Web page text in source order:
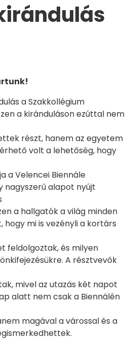
a Szakkollégium
a kiránduláson ezúttal nem
részt, hanem az egyetem
volt a lehetőség, hogy
a Velencei Biennále
nagyszerű alapot nyújt
a hallgatók a világ minden
mi is vezényli a kortárs
feldolgoztak, és milyen
A résztvevők
mivel az utazás két napot
alatt nem csak a Biennálén
magával a várossal és a